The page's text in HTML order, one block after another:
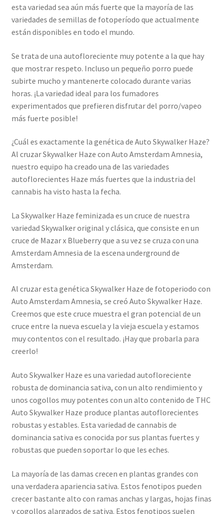
esta variedad sea aún más fuerte que la mayoría de las
variedades de semillas de fotoperíodo que actualmente
están disponibles en todo el mundo.
Se trata de una autofloreciente muy potente a la que hay
que mostrar respeto. Incluso un pequeño porro puede
subirte mucho y mantenerte colocado durante varias
horas. ¡La variedad ideal para los fumadores
experimentados que prefieren disfrutar del porro/vapeo
más fuerte posible!
¿Cuál es exactamente la genética de Auto Skywalker Haze?
Al cruzar Skywalker Haze con Auto Amsterdam Amnesia,
nuestro equipo ha creado una de las variedades
autoflorecientes Haze más fuertes que la industria del
cannabis ha visto hasta la fecha.
La Skywalker Haze feminizada es un cruce de nuestra
variedad Skywalker original y clásica, que consiste en un
cruce de Mazar x Blueberry que a su vez se cruza con una
Amsterdam Amnesia de la escena underground de
Amsterdam.
Al cruzar esta genética Skywalker Haze de fotoperiodo con
Auto Amsterdam Amnesia, se creó Auto Skywalker Haze.
Creemos que este cruce muestra el gran potencial de un
cruce entre la nueva escuela y la vieja escuela y estamos
muy contentos con el resultado. ¡Hay que probarla para
creerlo!
Auto Skywalker Haze es una variedad autofloreciente
robusta de dominancia sativa, con un alto rendimiento y
unos cogollos muy potentes con un alto contenido de THC
Auto Skywalker Haze produce plantas autoflorecientes
robustas y estables. Esta variedad de cannabis de
dominancia sativa es conocida por sus plantas fuertes y
robustas que pueden soportar lo que les eches.
La mayoría de las damas crecen en plantas grandes con
una verdadera apariencia sativa. Estos fenotipos pueden
crecer bastante alto con ramas anchas y largas, hojas finas
y cogollos alargados de sativa. Estos fenotipos suelen